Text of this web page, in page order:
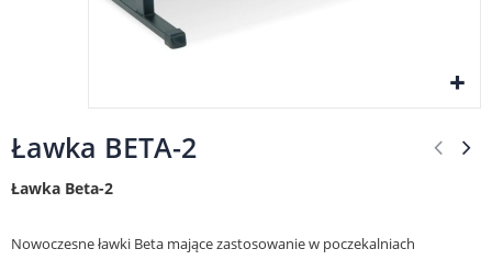
Ławka BETA-2
Ławka Beta-2
Nowoczesne ławki Beta mające zastosowanie w poczekalniach